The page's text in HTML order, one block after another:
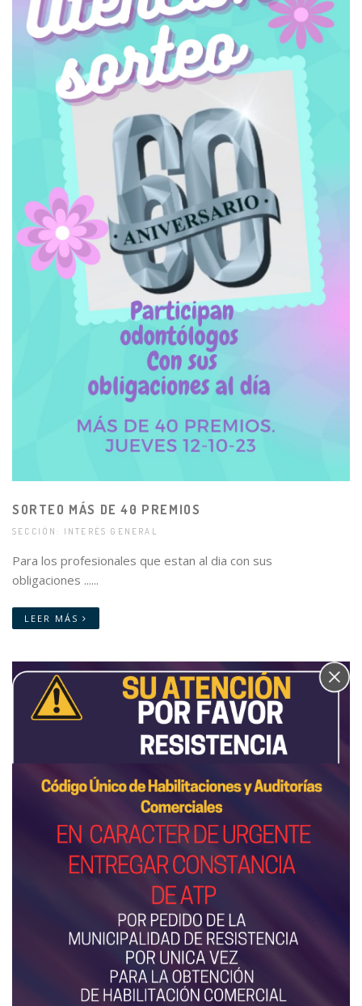
SORTEO MÁS DE 40 PREMIOS
SECCIÓN: INTERÉS GENERAL
Para los profesionales que estan al dia con sus
obligaciones ......
LEER MÁS